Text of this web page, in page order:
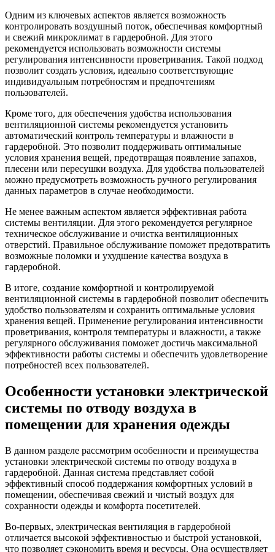
Одним из ключевых аспектов является возможность
контролировать воздушный поток, обеспечивая комфортный
и свежий микроклимат в гардеробной. Для этого
рекомендуется использовать возможности системы
регулирования интенсивности проветривания. Такой подход
позволит создать условия, идеально соответствующие
индивидуальным потребностям и предпочтениям
пользователей.
Кроме того, для обеспечения удобства использования
вентиляционной системы рекомендуется установить
автоматический контроль температуры и влажности в
гардеробной. Это позволит поддерживать оптимальные
условия хранения вещей, предотвращая появление запахов,
плесени или пересушки воздуха. Для удобства пользователей
можно предусмотреть возможность ручного регулирования
данных параметров в случае необходимости.
Не менее важным аспектом является эффективная работа
системы вентиляции. Для этого рекомендуется регулярное
техническое обслуживание и очистка вентиляционных
отверстий. Правильное обслуживание поможет предотвратить
возможные поломки и ухудшение качества воздуха в
гардеробной.
В итоге, создание комфортной и контролируемой
вентиляционной системы в гардеробной позволит обеспечить
удобство пользователям и сохранить оптимальные условия
хранения вещей. Применение регулирования интенсивности
проветривания, контроля температуры и влажности, а также
регулярного обслуживания поможет достичь максимальной
эффективности работы системы и обеспечить удовлетворение
потребностей всех пользователей.
Особенности установки электрической
системы по отводу воздуха в
помещении для хранения одежды
В данном разделе рассмотрим особенности и преимущества
установки электрической системы по отводу воздуха в
гардеробной. Данная система представляет собой
эффективный способ поддержания комфортных условий в
помещении, обеспечивая свежий и чистый воздух для
сохранности одежды и комфорта посетителей.
Во-первых, электрическая вентиляция в гардеробной
отличается высокой эффективностью и быстрой установкой,
что позволяет сэкономить время и ресурсы. Она осуществляет